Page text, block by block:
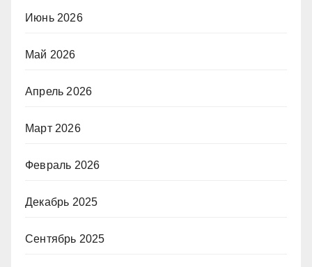
Июнь 2026
Май 2026
Апрель 2026
Март 2026
Февраль 2026
Декабрь 2025
Сентябрь 2025